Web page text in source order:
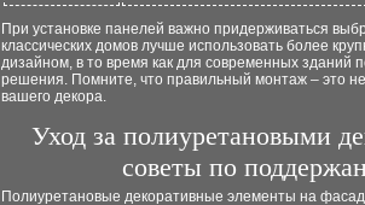
При установке панелей важно придерживаться
классических домов лучше использовать более
дизайном, в то время как для современных зданий
решения. Помните, что правильный монтаж – это не
вашего декора.
Уход за полиуретановыми
советы по
Полиуретановые декоративные элементы на